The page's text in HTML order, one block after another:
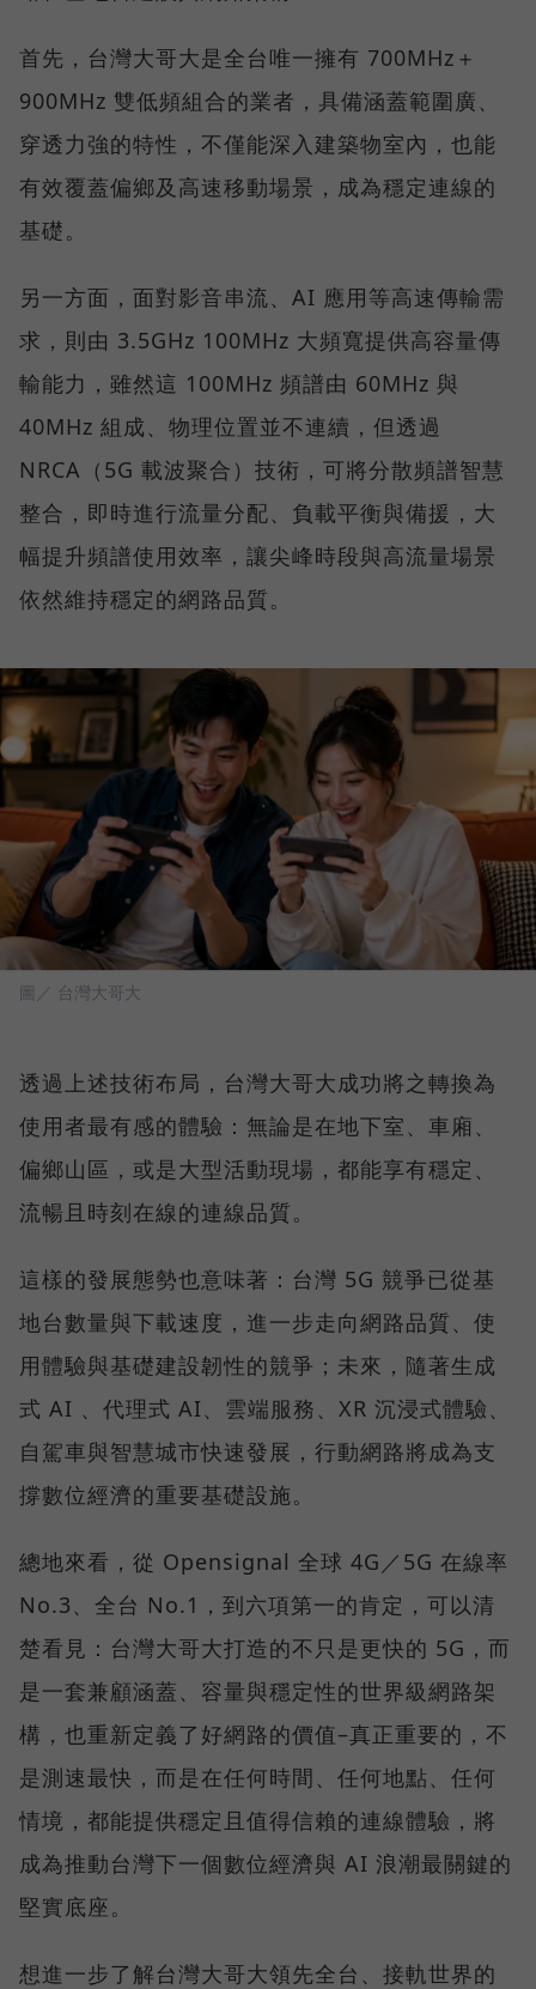
首先，台灣大哥大是全台唯一擁有 700MHz＋
900MHz 雙低頻組合的業者，具備涵蓋範圍廣、
穿透力強的特性，不僅能深入建築物室內，也能
有效覆蓋偏鄉及高速移動場景，成為穩定連線的
基礎。
另一方面，面對影音串流、AI 應用等高速傳輸需
求，則由 3.5GHz 100MHz 大頻寬提供高容量傳
輸能力，雖然這 100MHz 頻譜由 60MHz 與
40MHz 組成、物理位置並不連續，但透過
NRCA（5G 載波聚合）技術，可將分散頻譜智慧
整合，即時進行流量分配、負載平衡與備援，大
幅提升頻譜使用效率，讓尖峰時段與高流量場景
依然維持穩定的網路品質。
圖／ 台灣大哥大
透過上述技術布局，台灣大哥大成功將之轉換為
使用者最有感的體驗：無論是在地下室、車廂、
偏鄉山區，或是大型活動現場，都能享有穩定、
流暢且時刻在線的連線品質。
這樣的發展態勢也意味著：台灣 5G 競爭已從基
地台數量與下載速度，進一步走向網路品質、使
用體驗與基礎建設韌性的競爭；未來，隨著生成
式 AI 、代理式 AI、雲端服務、XR 沉浸式體驗、
自駕車與智慧城市快速發展，行動網路將成為支
撐數位經濟的重要基礎設施。
總地來看，從 Opensignal 全球 4G／5G 在線率
No.3、全台 No.1，到六項第一的肯定，可以清
楚看見：台灣大哥大打造的不只是更快的 5G，而
是一套兼顧涵蓋、容量與穩定性的世界級網路架
構，也重新定義了好網路的價值–真正重要的，不
是測速最快，而是在任何時間、任何地點、任何
情境，都能提供穩定且值得信賴的連線體驗，將
成為推動台灣下一個數位經濟與 AI 浪潮最關鍵的
堅實底座。
想進一步了解台灣大哥大領先全台、接軌世界的